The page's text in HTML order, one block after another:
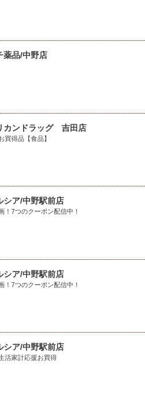
薬品/中野店
カンドラッグ 吉田店
買得品【食品】
シア/中野駅前店
！7つのクーポン配信中！
シア/中野駅前店
！7つのクーポン配信中！
シア/中野駅前店
活家計応援お買得